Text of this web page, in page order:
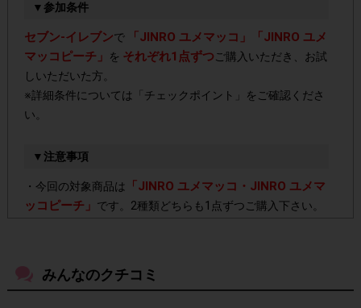
▼参加条件
セブン-イレブンで
「JINRO ユメマッコ」「JINRO ユメ
マッコピーチ」
を それぞれ1点ずつご購入いただき、お試
しいただいた方。
※詳細条件については「チェックポイント」をご確認くださ
い。
▼注意事項
・今回の対象商品は
「JINRO ユメマッコ・JINRO ユメマ
ッコピーチ」 です。2種類どちらも1点ずつご購入下さい。
ださい。みんなのクチコミ